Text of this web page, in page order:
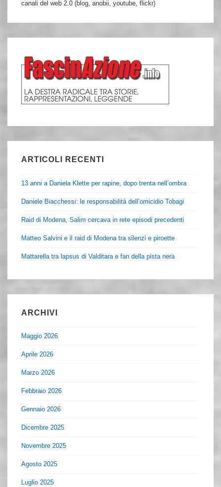
canali del web 2.0 (blog, anobii, youtube, flickr)
ARTICOLI RECENTI
13 anni a Daniela Klette per rapine, dopo trenta nell’ombra
Daniele Biacchessi: le responsabilità dell’omicidio Tobagi
Raid di Modena, Salim cercava in rete episodi precedenti
Matteo Salvini e il raid di Modena tra silenzi e piroette
Mattarella tra lapsus di Valditara e fan della pista nera
ARCHIVI
Maggio 2026
Aprile 2026
Marzo 2026
Febbraio 2026
Gennaio 2026
Dicembre 2025
Novembre 2025
Agosto 2025
Luglio 2025